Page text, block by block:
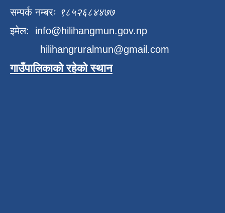
सम्पर्क नम्बरः ९८५२६८४४७७
इमेल: info@hilihangmun.gov.np
hilihangruralmun@gmail.com
गाउँपालिकाको रहेको स्थान